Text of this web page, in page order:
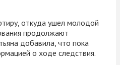
откуда ушел молодой
продолжают
добавила, что пока
о ходе следствия.